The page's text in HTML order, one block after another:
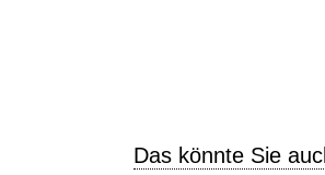
Das könnte Sie